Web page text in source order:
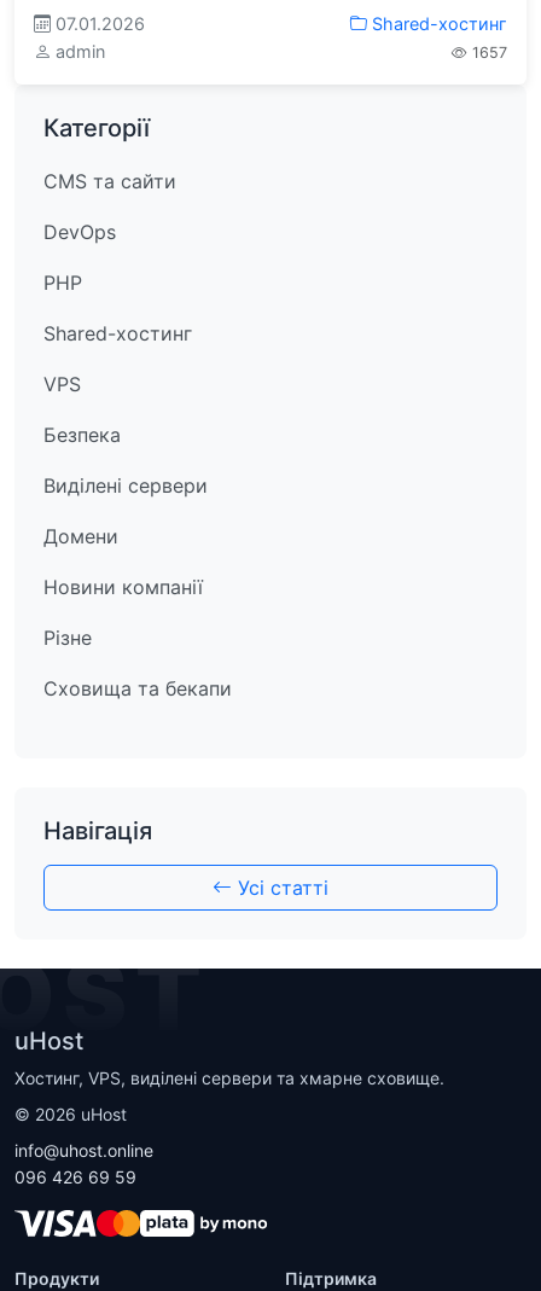
07.01.2026
admin
Shared-хостинг
1657
Категорії
CMS та сайти
DevOps
PHP
Shared-хостинг
VPS
Безпека
Виділені сервери
Домени
Новини компанії
Різне
Сховища та бекапи
Навігація
Усі статті
uHost
Хостинг, VPS, виділені сервери та хмарне сховище.
© 2026 uHost
info@uhost.online
096 426 69 59
Продукти Підтримка